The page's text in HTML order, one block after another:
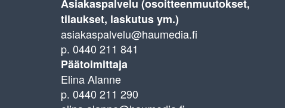
Asiakaspalvelu (osoitteenmuutokset,
tilaukset, laskutus ym.)
asiakaspalvelu@haumedia.fi
p. 0440 211 841
Päätoimittaja
Elina Alanne
p. 0440 211 290